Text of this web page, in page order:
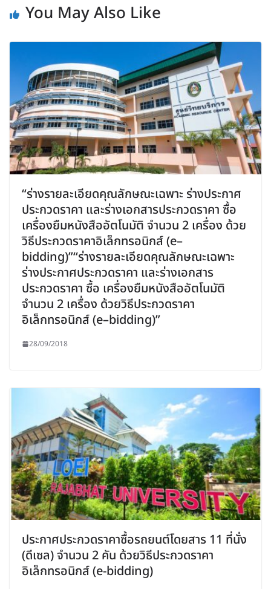
You May Also Like
“ร่างรายละเอียดคุณลักษณะเฉพาะ ร่างประกาศ
ประกวดราคา และร่างเอกสารประกวดราคา ซื้อ
เครื่องยืมหนังสืออัตโนมัติ จำนวน 2 เครื่อง ด้วย
วิธีประกวดราคาอิเล็กทรอนิกส์ (e–
bidding)”“ร่างรายละเอียดคุณลักษณะเฉพาะ
ร่างประกาศประกวดราคา และร่างเอกสาร
ประกวดราคา ซื้อ เครื่องยืมหนังสืออัตโนมัติ
จำนวน 2 เครื่อง ด้วยวิธีประกวดราคา
อิเล็กทรอนิกส์ (e–bidding)”
28/09/2018
ประกาศประกวดราคาซื้อรถยนต์โดยสาร 11 ที่นั่ง
(ดีเซล) จำนวน 2 คัน ด้วยวิธีประกวดราคา
อิเล็กทรอนิกส์ (e-bidding)